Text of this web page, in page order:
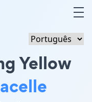
Yellow